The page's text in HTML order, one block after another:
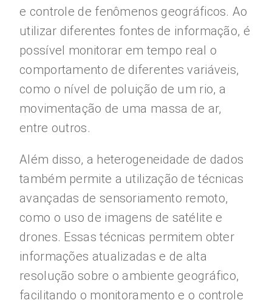
e controle de fenômenos geográficos. Ao
utilizar diferentes fontes de informação, é
possível monitorar em tempo real o
comportamento de diferentes variáveis,
como o nível de poluição de um rio, a
movimentação de uma massa de ar,
entre outros.
Além disso, a heterogeneidade de dados
também permite a utilização de técnicas
avançadas de sensoriamento remoto,
como o uso de imagens de satélite e
drones. Essas técnicas permitem obter
informações atualizadas e de alta
resolução sobre o ambiente geográfico,
facilitando o monitoramento e o controle